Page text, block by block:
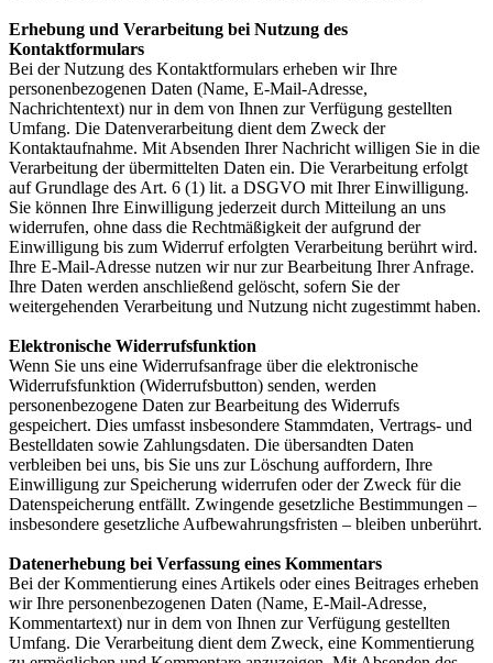
Erhebung und Verarbeitung bei Nutzung des
Kontaktformulars
Bei der Nutzung des Kontaktformulars erheben wir Ihre
personenbezogenen Daten (Name, E-Mail-Adresse,
Nachrichtentext) nur in dem von Ihnen zur Verfügung gestellten
Umfang. Die Datenverarbeitung dient dem Zweck der
Kontaktaufnahme. Mit Absenden Ihrer Nachricht willigen Sie in die
Verarbeitung der übermittelten Daten ein. Die Verarbeitung erfolgt
auf Grundlage des Art. 6 (1) lit. a DSGVO mit Ihrer Einwilligung.
Sie können Ihre Einwilligung jederzeit durch Mitteilung an uns
widerrufen, ohne dass die Rechtmäßigkeit der aufgrund der
Einwilligung bis zum Widerruf erfolgten Verarbeitung berührt wird.
Ihre E-Mail-Adresse nutzen wir nur zur Bearbeitung Ihrer Anfrage.
Ihre Daten werden anschließend gelöscht, sofern Sie der
weitergehenden Verarbeitung und Nutzung nicht zugestimmt haben.
Elektronische Widerrufsfunktion
Wenn Sie uns eine Widerrufsanfrage über die elektronische
Widerrufsfunktion (Widerrufsbutton) senden, werden
personenbezogene Daten zur Bearbeitung des Widerrufs
gespeichert. Dies umfasst insbesondere Stammdaten, Vertrags- und
Bestelldaten sowie Zahlungsdaten. Die übersandten Daten
verbleiben bei uns, bis Sie uns zur Löschung auffordern, Ihre
Einwilligung zur Speicherung widerrufen oder der Zweck für die
Datenspeicherung entfällt. Zwingende gesetzliche Bestimmungen –
insbesondere gesetzliche Aufbewahrungsfristen – bleiben unberührt.
Datenerhebung bei Verfassung eines Kommentars
Bei der Kommentierung eines Artikels oder eines Beitrages erheben
wir Ihre personenbezogenen Daten (Name, E-Mail-Adresse,
Kommentartext) nur in dem von Ihnen zur Verfügung gestellten
Umfang. Die Verarbeitung dient dem Zweck, eine Kommentierung